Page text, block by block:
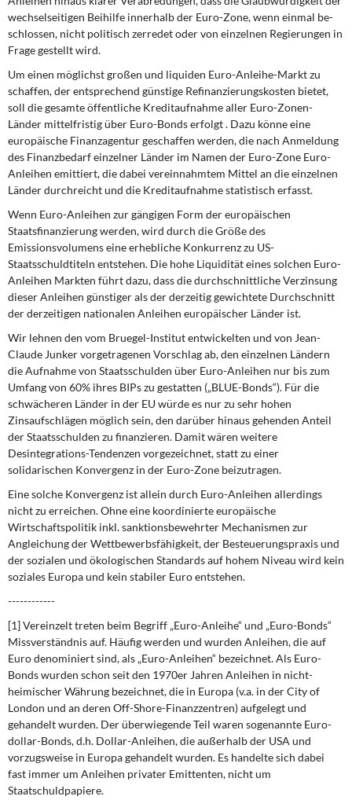
wechselseitigen Beihilfe innerhalb der Euro-Zone, wenn einmal be­
schlossen, nicht politisch zerredet oder von einzelnen Regierungen in
Frage gestellt wird.
Um einen möglichst großen und liquiden Euro-Anleihe-Markt zu
schaffen, der entsprechend günstige Refinanzierungskosten bietet,
soll die gesamte öffentliche Kreditaufnahme aller Euro-Zonen-
Länder mit­telfristig über Euro-Bonds erfolgt . Dazu könne eine
europäische Finanzagentur geschaffen werden, die nach Anmeldung
des Finanzbedarf einzelner Länder im Namen der Euro-Zone Euro-
Anleihen emittiert, die dabei vereinnahmtem Mittel an die einzelnen
Länder durchreicht und die Kreditaufnahme statistisch erfasst.
Wenn Euro-Anleihen zur gängigen Form der europäischen
Staatsfinanzierung werden, wird durch die Größe des
Emissionsvolumens eine erhebliche Konkurrenz zu US-
Staatsschuldtiteln entstehen. Die hohe Liquidität eines solchen Euro-
Anleihen Markten führt dazu, dass die durchschnittliche Verzinsung
dieser Anleihen günstiger als der derzeitig gewichtete Durchschnitt
der derzeitigen nationalen Anleihen europäi­scher Länder ist.
Wir lehnen den vom Bruegel-Institut entwickelten und von Jean-
Claude Junker vorgetragenen Vorschlag ab, den einzelnen Ländern
die Aufnahme von Staatsschulden über Euro-Anleihen nur bis zum
Umfang von 60% ihres BIPs zu gestatten („BLUE-Bonds“). Für die
schwächeren Länder in der EU würde es nur zu sehr hohen
Zinsaufschlägen möglich sein, den darüber hinaus gehenden Anteil
der Staatsschulden zu finanzieren. Damit wären weitere
Desintegrations-Tendenzen vorgezeichnet, statt zu einer
solidarischen Konvergenz in der Euro-Zone beizutragen.
Eine solche Konvergenz ist allein durch Euro-Anleihen allerdings
nicht zu erreichen. Ohne eine koordi­nierte europäische
Wirtschaftspolitik inkl. sanktionsbewehrter Mechanismen zur
Angleichung der Wett­bewerbsfähigkeit, der Besteuerungspraxis und
der sozialen und ökologischen Standards auf hohem Ni­veau wird kein
soziales Europa und kein stabiler Euro entstehen.
------------
[1] Vereinzelt treten beim Begriff „Euro-Anleihe“ und „Euro-Bonds“
Missverständnis auf. Häufig werden und wurden Anleihen, die auf
Euro denominiert sind, als „Euro-Anleihen“ bezeichnet. Als Euro-
Bonds wurden schon seit den 1970er Jahren Anleihen in nicht-
heimischer Währung bezeichnet, die in Europa (v.a. in der City of
London und an­ deren Off-Shore-Finanzzentren) aufgelegt und
gehandelt wurden. Der überwiegende Teil waren sogenannte Euro­
dollar-Bonds, d.h. Dollar-Anleihen, die außerhalb der USA und
vorzugsweise in Europa gehandelt wurden. Es han­delte sich dabei
fast immer um Anleihen privater Emittenten, nicht um
Staatschuldpapiere.